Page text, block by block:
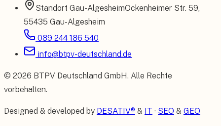
Standort Gau-AlgesheimOckenheimer Str. 59,
55435 Gau-Algesheim
089 244 186 540
info@btpv-deutschland.de
© 2026 BTPV Deutschland GmbH. Alle Rechte
vorbehalten.
Designed & developed by DESATIV® & IT · SEO & GEO